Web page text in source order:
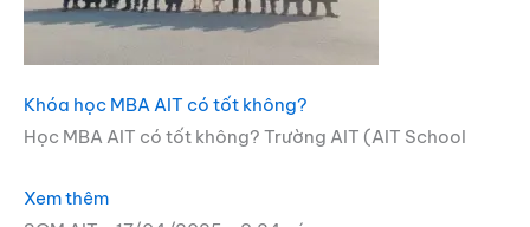
Khóa học MBA AIT có tốt không?
Học MBA AIT có tốt không? Trường AIT (AIT School
Xem thêm